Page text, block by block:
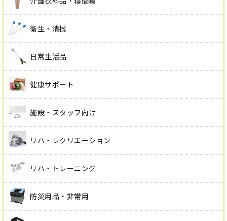
衛生・清拭
日常生活品
健康サポート
施設・スタッフ向け
リハ・レクリエーション
リハ・トレーニング
防災用品・非常用